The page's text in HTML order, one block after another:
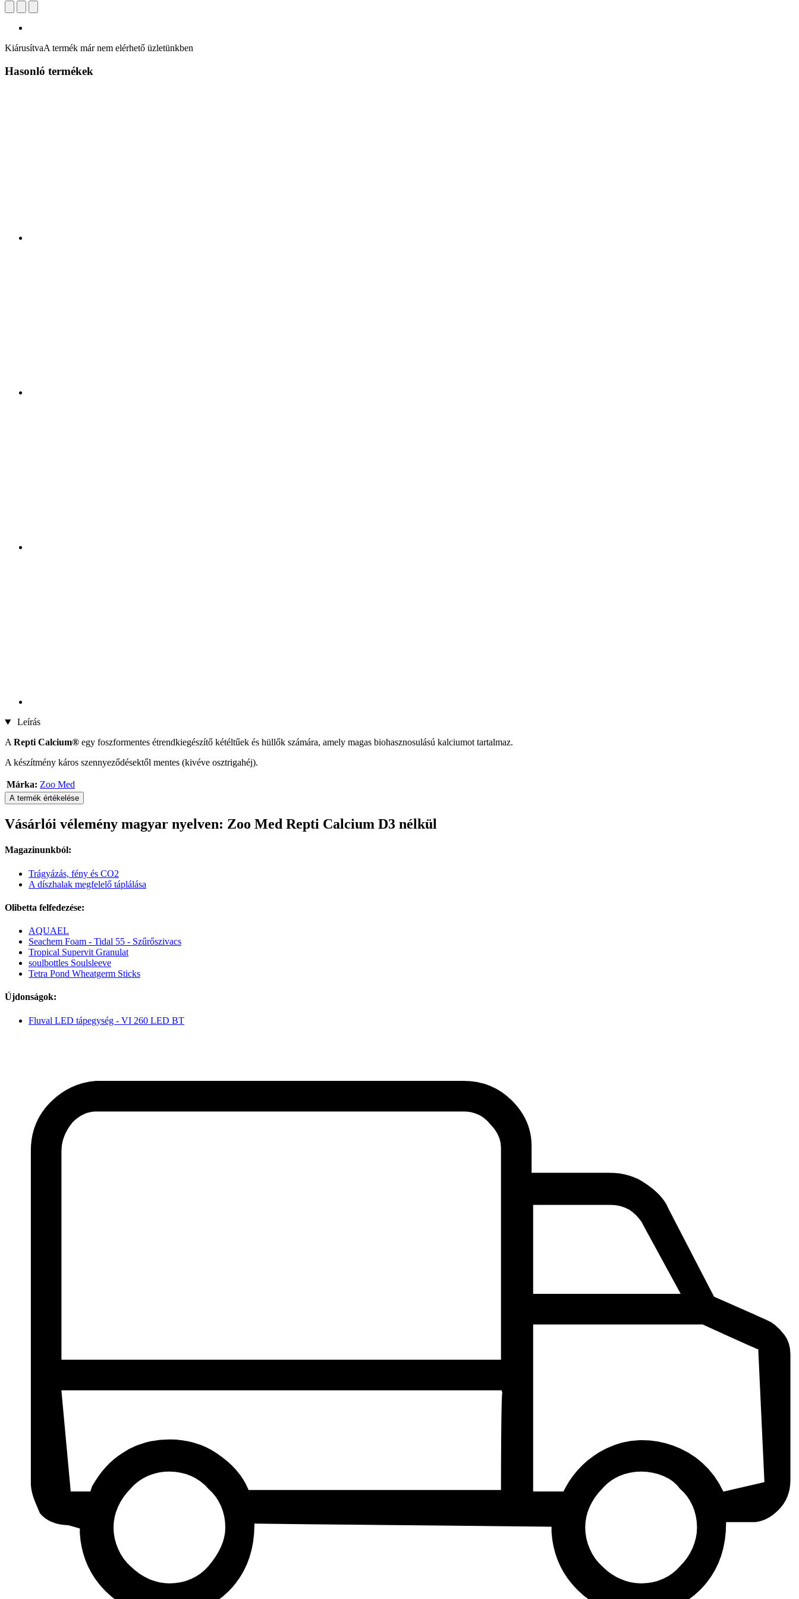
KiárusítvaA termék már nem elérhető üzletünkben
Hasonló termékek
Leírás
A Repti Calcium® egy foszformentes étrendkiegészítő kétéltűek és hüllők számára, amely magas biohasznosulású kalciumot tartalmaz.
A készítmény káros szennyeződésektől mentes (kivéve osztrigahéj).
Márka: Zoo Med
A termék értékelése
Vásárlói vélemény magyar nyelven: Zoo Med Repti Calcium D3 nélkül
Magazinunkból:
Trágyázás, fény és CO2
A díszhalak megfelelő táplálása
Olibetta felfedezése:
AQUAEL
Seachem Foam - Tidal 55 - Szűrőszivacs
Tropical Supervit Granulat
soulbottles Soulsleeve
Tetra Pond Wheatgerm Sticks
Újdonságok:
Fluval LED tápegység - VI 260 LED BT